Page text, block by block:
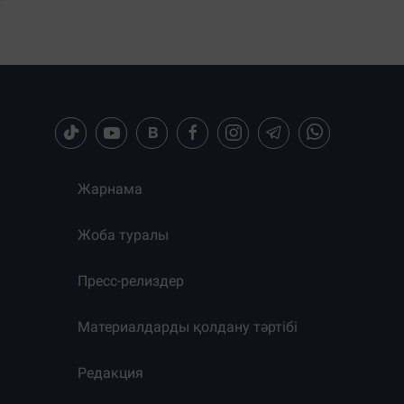
Жарнама
Жоба туралы
Пресс-релиздер
Материалдарды қолдану тәртібі
Редакция